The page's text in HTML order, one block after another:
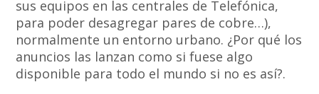
sus equipos en las centrales de Telefónica,
para poder desagregar pares de cobre…),
normalmente un entorno urbano. ¿Por qué los
anuncios las lanzan como si fuese algo
disponible para todo el mundo si no es así?.